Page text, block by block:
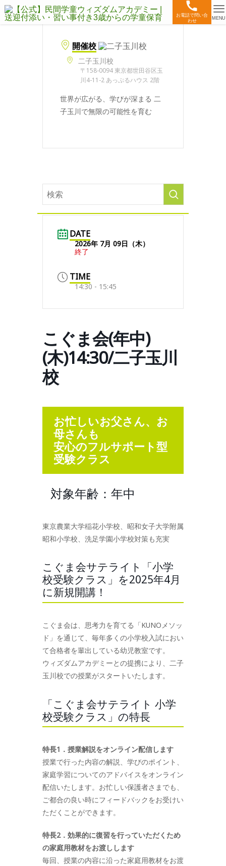
お電話で問い合
わせ
MENU
開催校
二子玉川校
〒158-0094 東京都世田谷区玉
川4-11-2 あっぷるハウス 2階
世界が広がる、学びが深まる 二
子玉川で無限の可能性を育む
DATE
2026年 7月 09日（木）
終了
TIME
14:30 - 15:45
こぐま会(年中)
(木)14:30/二子玉川
校
お忙しいお父さん、お
母さんも
安心のフルサポート型
受験クラス
対象年齢：年中
東京農業大学稲花小学校、昭和女子大学附属
昭和小学校、洗足学園小学校対策も充実
こぐま会サテライト「小学
校受験クラス」を2025年4月
に新規開講！
こぐま会は、思考力を育てる「KUNOメソッ
ド」を通じて、毎年多くの小学校入試におい
て合格者を輩出している幼児教室です。
ウィズダムアカデミーとの提携により、二子
玉川校での授業がスタートいたします。
「こぐま会サテライト 小学
校受験クラス」の特長
特長1．授業解説をオンライン配信します
授業で行った内容の解説、学びのポイント、
家庭学習についてのアドバイスをオンライン
配信いたします。お忙しい保護者さまでも、
ご都合の良い時にフィードバックをお受けい
ただくことができます。
特長2．効果的に復習を行っていただくため
の家庭用教材をお渡しします
毎回、授業の内容に沿った家庭用教材をお渡